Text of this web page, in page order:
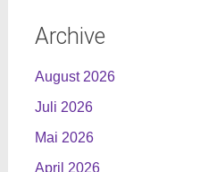
Archive
August 2026
Juli 2026
Mai 2026
April 2026